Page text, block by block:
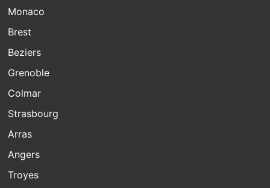
Monaco
Brest
Beziers
Grenoble
Colmar
Strasbourg
Arras
Angers
Troyes